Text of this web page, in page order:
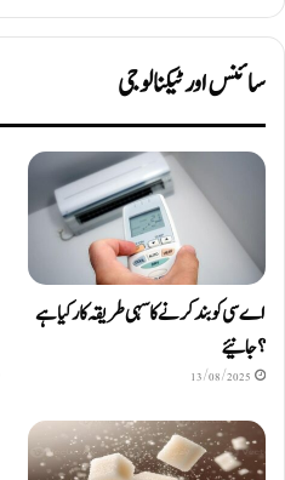
سائنس اور ٹیکنالوجی
اے سی کو بند کرنے کا سہی طریقہ کار کیا ہے
؟ جانیئے
13/08/2025